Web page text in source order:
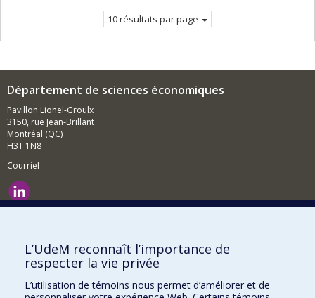
10 résultats par page
Département de sciences économiques
Pavillon Lionel-Groulx
3150, rue Jean-Brillant
Montréal (QC)
H3T 1N8
Courriel
Comment soutenir le Département?
BESOIN D'AIDE?
Plan du site
L’UdeM reconnaît l’importance de
respecter la vie privée
L’utilisation de témoins nous permet d’améliorer et de